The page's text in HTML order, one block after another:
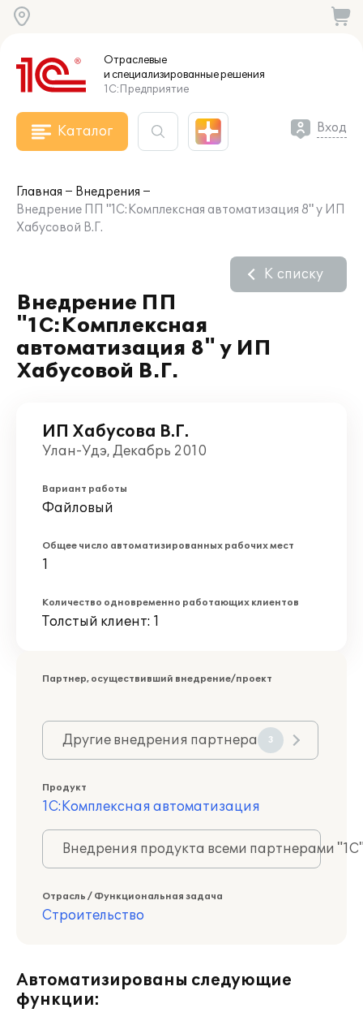
Отраслевые
и специализированныерешения
1С:Предприятие
Каталог Вход
Главная
Внедрения
Внедрение ПП "1С:Комплексная автоматизация 8" у ИП
Хабусовой В.Г.
Внедрение ПП
"1С:Комплексная
автоматизация 8" у ИП
Хабусовой В.Г.
К списку
ИП Хабусова В.Г.
Улан-Удэ, Декабрь 2010
Вариант работы
Файловый
Общее число автоматизированных рабочих мест
1
Количество одновременно работающих клиентов
Толстый клиент: 1
Партнер, осуществивший внедрение/проект
Другие внедрения партнера 3
Продукт
1С:Комплексная автоматизация
Внедрения продукта всеми партнерами
Отрасль / Функциональная задача
Строительство
Автоматизированы следующие
функции: